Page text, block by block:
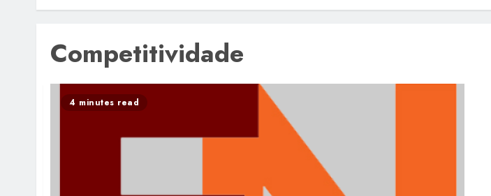
Competitividade
4 minutes read